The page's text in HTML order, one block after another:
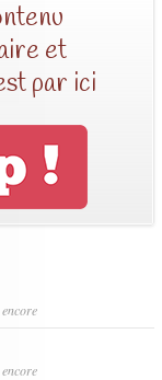
et
par ici